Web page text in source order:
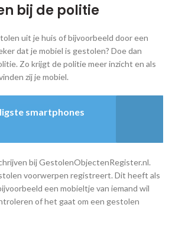
bij de politie
uit je huis of bijvoorbeeld door een
dat je mobiel is gestolen? Doe dan
Zo krijgt de politie meer inzicht en als
zij je mobiel.
smartphones
bij GestolenObjectenRegister.nl.
voorwerpen registreert. Dit heeft als
een mobieltje van iemand wil
of het gaat om een gestolen